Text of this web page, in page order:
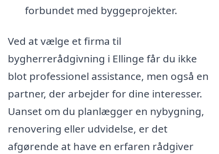
forbundet med byggeprojekter.
Ved at vælge et firma til
bygherrerådgivning i Ellinge får du ikke
blot professionel assistance, men også en
partner, der arbejder for dine interesser.
Uanset om du planlægger en nybygning,
renovering eller udvidelse, er det
afgørende at have en erfaren rådgiver